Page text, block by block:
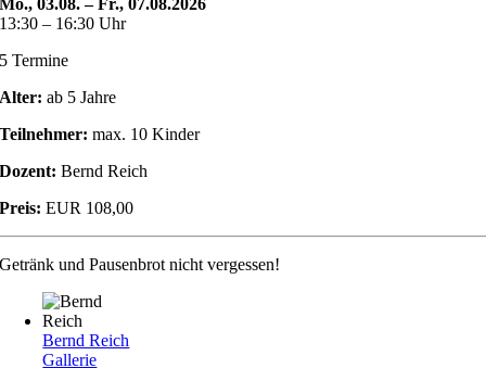
Mo., 03.08. – Fr., 07.08.2026
13:30 – 16:30 Uhr
5 Termine
Alter: ab 5 Jahre
Teilnehmer: max. 10 Kinder
Dozent: Bernd Reich
Preis: EUR 108,00
Getränk und Pausenbrot nicht vergessen!
Bernd Reich
Gallerie